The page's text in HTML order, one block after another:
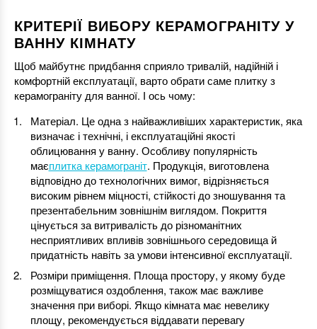
КРИТЕРІЇ ВИБОРУ КЕРАМОГРАНІТУ У
ВАННУ КІМНАТУ
Щоб майбутнє придбання сприяло тривалій, надійній і
комфортній експлуатації, варто обрати саме плитку з
керамограніту для ванної. І ось чому:
Матеріал. Це одна з найважливіших характеристик, яка
визначає і технічні, і експлуатаційні якості
облицювання у ванну. Особливу популярність
маєплитка керамограніт. Продукція, виготовлена
відповідно до технологічних вимог, відрізняється
високим рівнем міцності, стійкості до зношування та
презентабельним зовнішнім виглядом. Покриття
цінується за витривалість до різноманітних
несприятливих впливів зовнішнього середовища й
придатність навіть за умови інтенсивної експлуатації.
Розміри приміщення. Площа простору, у якому буде
розміщуватися оздоблення, також має важливе
значення при виборі. Якщо кімната має невелику
площу, рекомендується віддавати перевагу